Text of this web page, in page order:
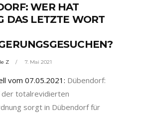
WER HAT
DAS LETZTE WORT
Z 7. Mai 2021
vom 07.05.2021: Dübendorf:
totalrevidierten
sorgt in Dübendorf für